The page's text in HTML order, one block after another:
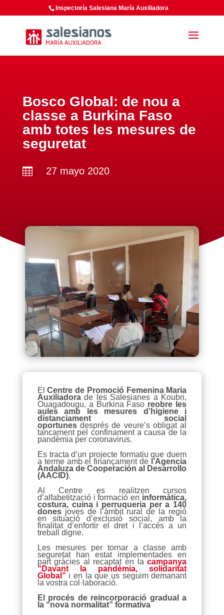
Inspectoría Salesiana María Auxiliadora
Bosco Global: de nou a
classe a Burkina Faso
amb totes les mesures de
seguretat
 27 mayo 2020
El Centre de Promoció Femenina Maria
Auxiliadora de les Salesianes a Koubri,
Ouagadougu, a Burkina Faso reobre les
aules amb les mesures d’higiene i
distanciament social
oportunes després de veure’s obligat al
tancament pel confinament a causa de la
pandèmia per coronavirus.
Es tracta d’un projecte formatiu que duem
a terme amb el finançament de l’Agencia
Andaluza de Cooperación al Desarrollo
(AACID).
Al Centre es realitzen cursos
d’alfabetització i formació en informàtica,
costura, cuina i perruqueria per a 140
dones joves de l’àmbit rural de la regió
en situació d’exclusió social, amb la
finalitat d’enfortir el dret i l’accés a un
treball digne.
Les mesures per tornar a classe amb
seguretat han estat implementades en
part gràcies al recaptat en la campanya
“Davant la pandèmia, solidaritat
Global” i en la que us seguim demanant
la vostra col·laboració.
El procés de reincorporació gradual a
la “nova normalitat” formativa